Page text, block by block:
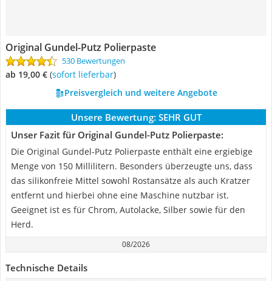
Original Gundel-Putz Polierpaste
530 Bewertungen
ab 19,00 € ( Sofort lieferbar)
Preisvergleich und weitere Angebote
Unsere Bewertung: SEHR GUT
Unser Fazit für Original Gundel-Putz Polierpaste:
Die Original Gundel-Putz Polierpaste enthält eine ergiebige
Menge von 150 Millilitern. Besonders überzeugte uns, dass
das silikonfreie Mittel sowohl Rostansätze als auch Kratzer
entfernt und hierbei ohne eine Maschine nutzbar ist.
Geeignet ist es für Chrom, Autolacke, Silber sowie für den
Herd.
08/2026
Technische Details